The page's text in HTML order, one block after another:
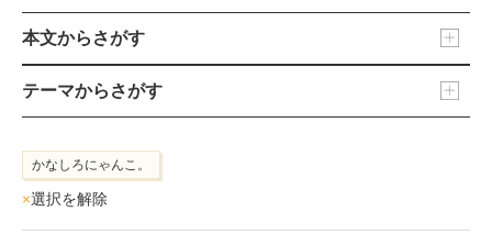
本文からさがす
テーマからさがす
かなしろにゃんこ。
×選択を解除